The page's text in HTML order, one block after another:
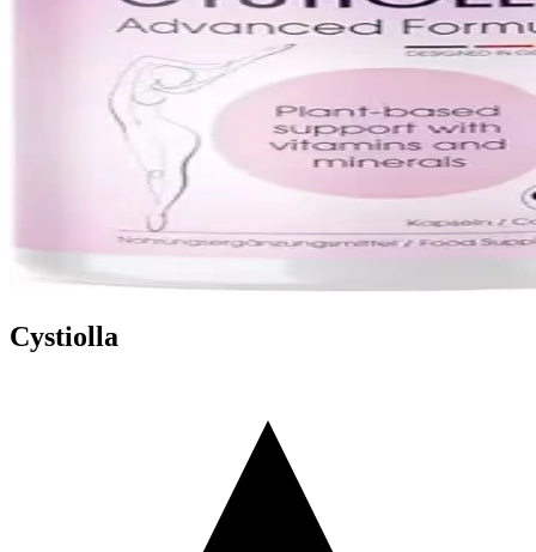
Cystiolla